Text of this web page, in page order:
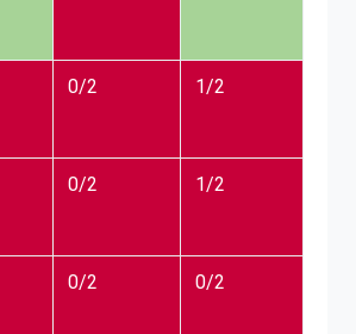
0/2 1/2
0/2 1/2
0/2 0/2